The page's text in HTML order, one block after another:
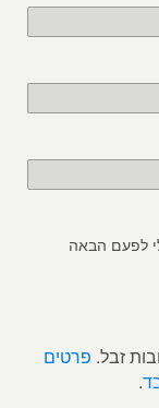
לפעם הבאה
פרטים
.